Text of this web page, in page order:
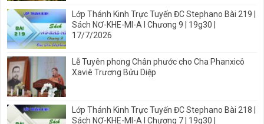
Lớp Thánh Kinh Trực Tuyến ĐC Stephano Bài 219 |
Sách NƠ-KHE-MI-A I Chương 9 | 19g30 |
17/7/2026
Lễ Tuyên phong Chân phước cho Cha Phanxicô
Xaviê Trương Bửu Diệp
Lớp Thánh Kinh Trực Tuyến ĐC Stephano Bài 218 |
Sách NƠ-KHE-MI-A I Chương 7 | 19g30 |